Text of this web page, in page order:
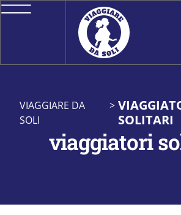
VIAGGIARE DA
SOLI
>
SOLITARI
viaggiatori